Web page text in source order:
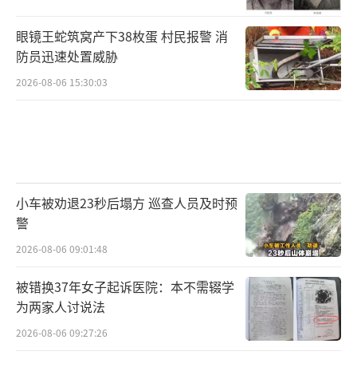
眼镜王蛇筑窝产下38枚蛋 村民报警 消
防员迅速处置威胁
2026-08-06 15:30:03
小车被劝退23秒后塌方 巡查人员及时预
警
2026-08-06 09:01:48
被错换37年女子起诉医院：本不需辍学
为两家人讨说法
2026-08-06 09:27:26